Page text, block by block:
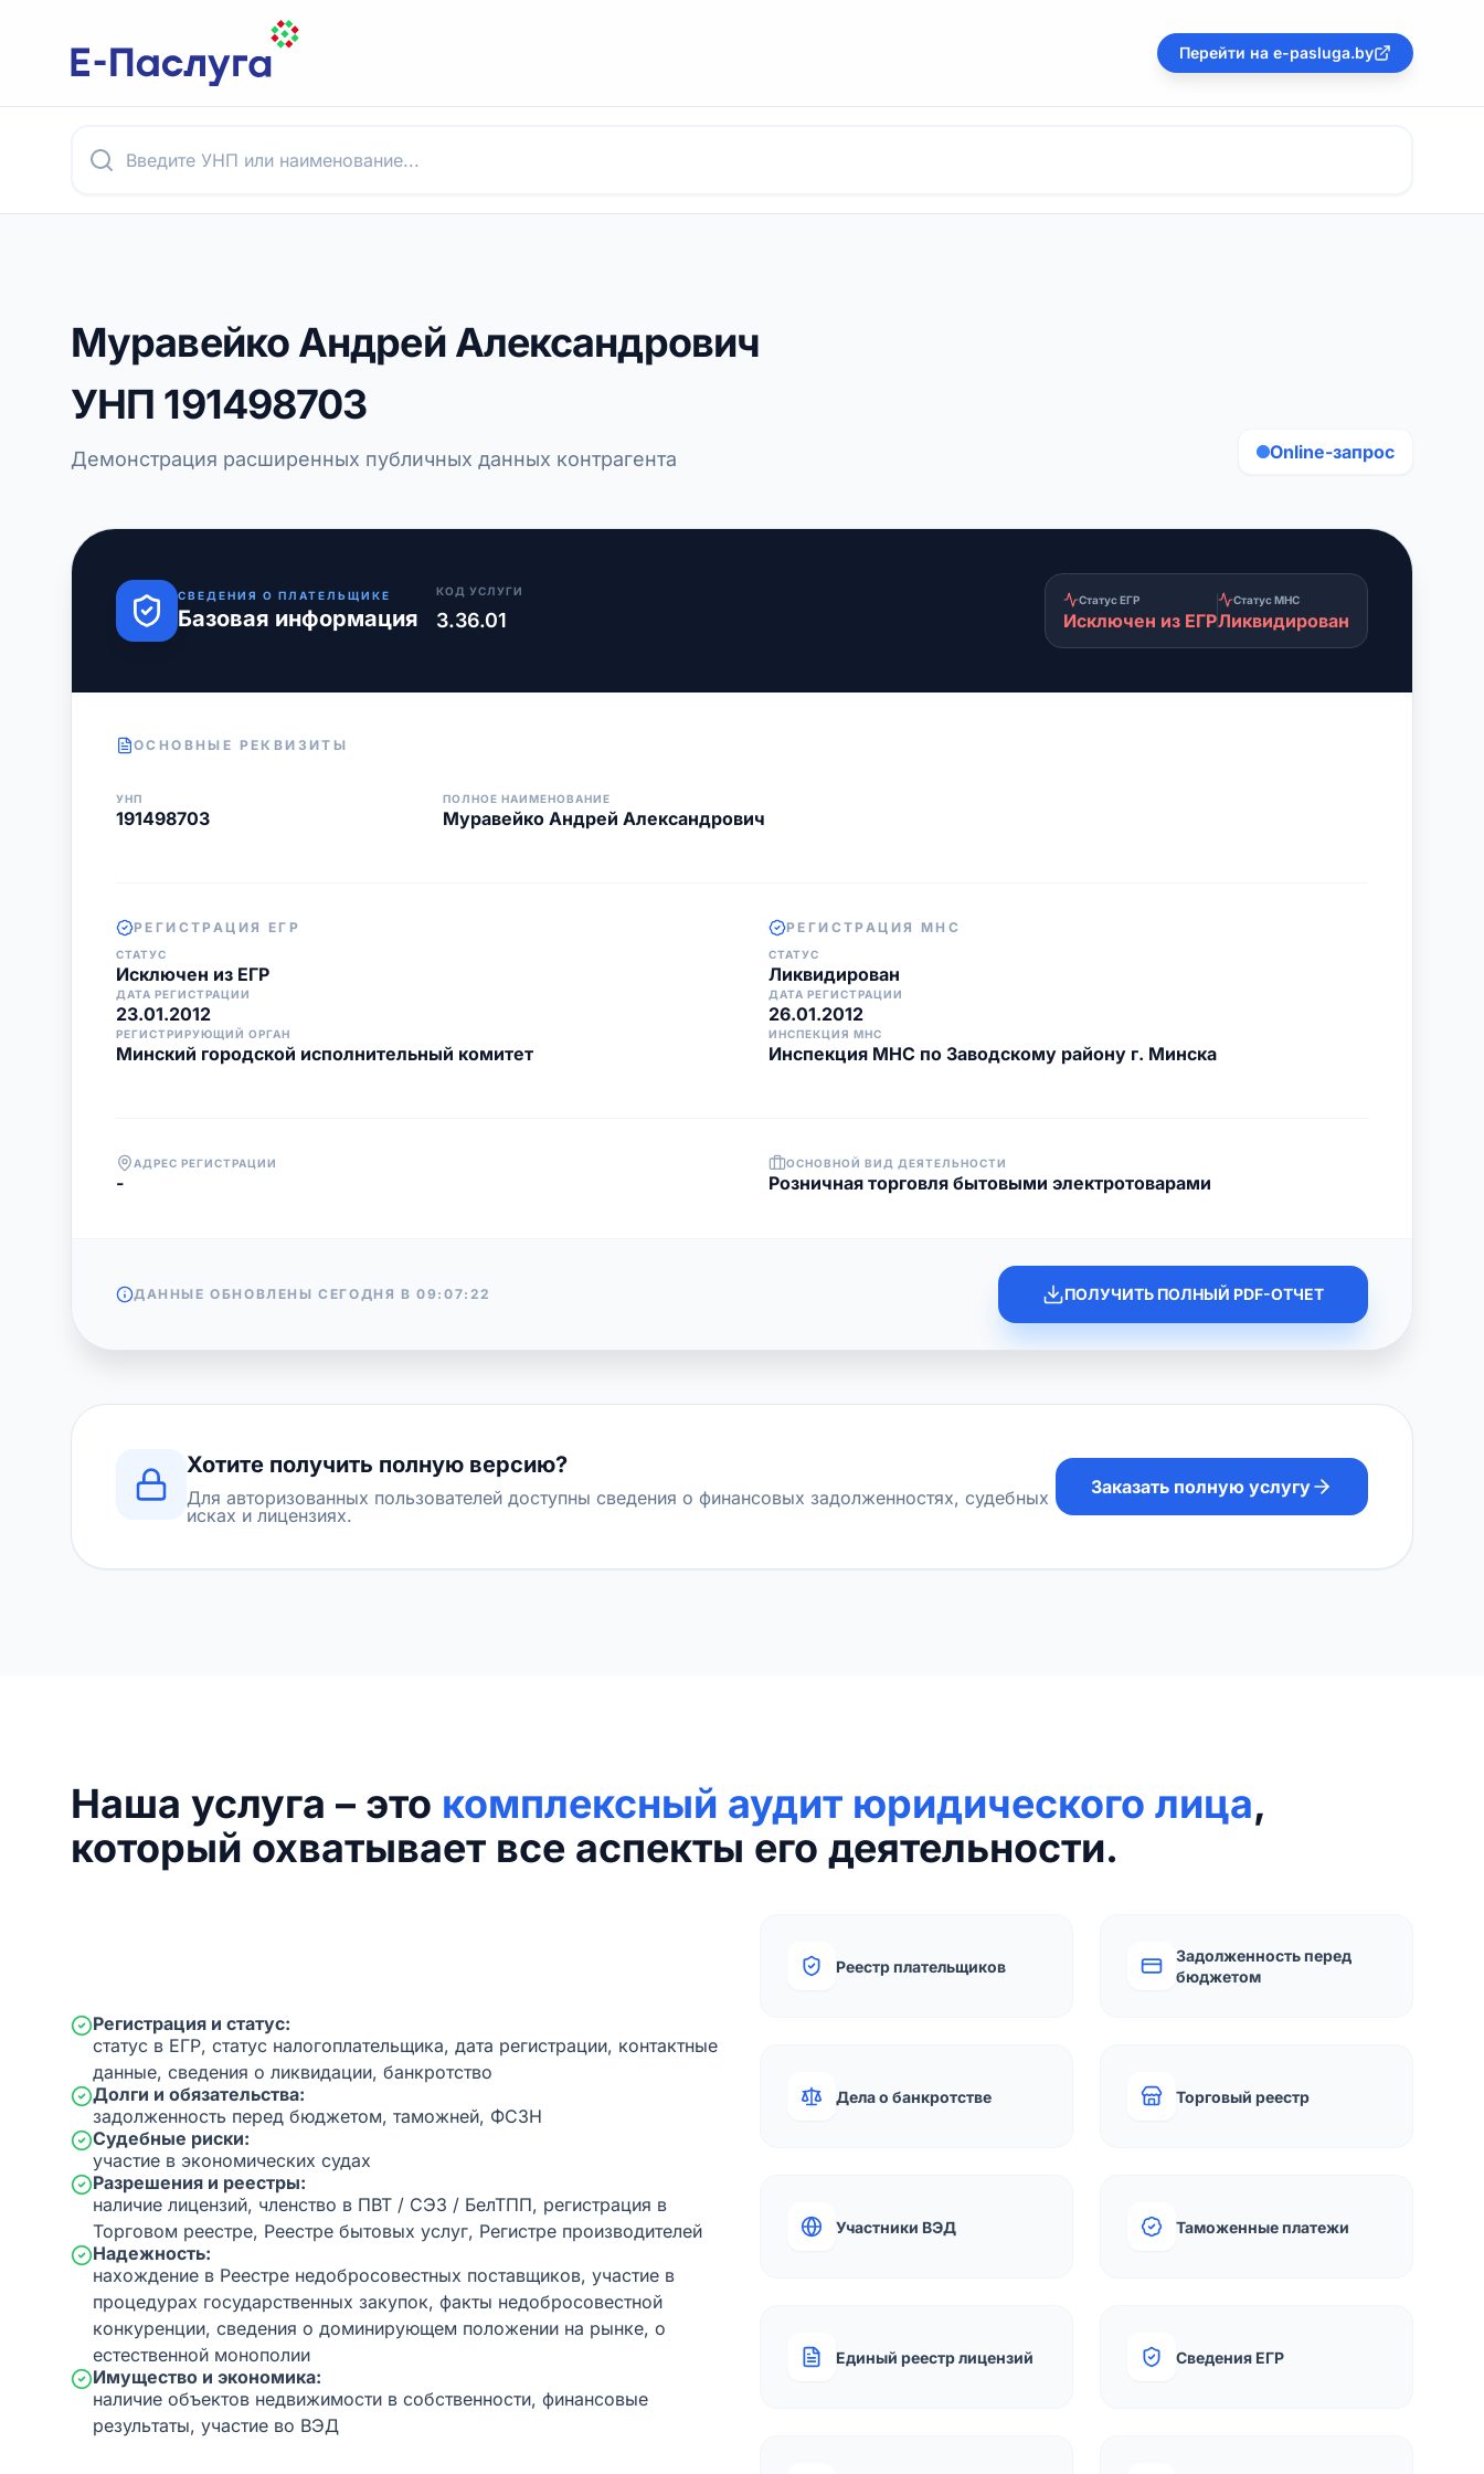
Перейти на e-pasluga.by
Муравейко Андрей Александрович
УНП 191498703
Демонстрация расширенных публичных данных контрагента Online-запрос
СВЕДЕНИЯ О ПЛАТЕЛЬЩИКЕ
Базовая информация
КОД УСЛУГИ
3.36.01
Статус ЕГР
Исключен из ЕГР
Статус МНС
Ликвидирован
ОСНОВНЫЕ РЕКВИЗИТЫ
УНП
191498703
ПОЛНОЕ НАИМЕНОВАНИЕ
Муравейко Андрей Александрович
РЕГИСТРАЦИЯ ЕГР
СТАТУС
Исключен из ЕГР
ДАТА РЕГИСТРАЦИИ
23.01.2012
РЕГИСТРИРУЮЩИЙ ОРГАН
Минский городской исполнительный комитет
РЕГИСТРАЦИЯ МНС
СТАТУС
Ликвидирован
ДАТА РЕГИСТРАЦИИ
26.01.2012
ИНСПЕКЦИЯ МНС
Инспекция МНС по Заводскому району г. Минска
АДРЕС РЕГИСТРАЦИИ
-
ОСНОВНОЙ ВИД ДЕЯТЕЛЬНОСТИ
Розничная торговля бытовыми электротоварами
ДАННЫЕ ОБНОВЛЕНЫ СЕГОДНЯ В09:07:22 ПОЛУЧИТЬ ПОЛНЫЙ PDF-ОТЧЕТ
Хотите получить полную версию?
Для авторизованных пользователей доступны сведения о финансовых задолженностях, судебных
исках и лицензиях.
Заказать полную услугу
Наша услуга – это комплексный аудит юридического лица,
который охватывает все аспекты его деятельности.
Регистрация и статус:
статус в ЕГР, статус налогоплательщика, дата регистрации, контактные
данные, сведения о ликвидации, банкротство
Долги и обязательства:
задолженность перед бюджетом, таможней, ФСЗН
Судебные риски:
участие в экономических судах
Разрешения и реестры:
наличие лицензий, членство в ПВТ / СЭЗ / БелТПП, регистрация в
Торговом реестре, Реестре бытовых услуг, Регистре производителей
Надежность:
нахождение в Реестре недобросовестных поставщиков, участие в
процедурах государственных закупок, факты недобросовестной
конкуренции, сведения о доминирующем положении на рынке, о
естественной монополии
Имущество и экономика:
наличие объектов недвижимости в собственности, финансовые
результаты, участие во ВЭД
Реестр плательщиков
Задолженность перед
бюджетом
Дела о банкротстве Торговый реестр
Участники ВЭД Таможенные платежи
Единый реестр лицензий Сведения ЕГР